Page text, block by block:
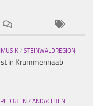
/ STEINWALDREGION
in Krummennaab
/ ANDACHTEN